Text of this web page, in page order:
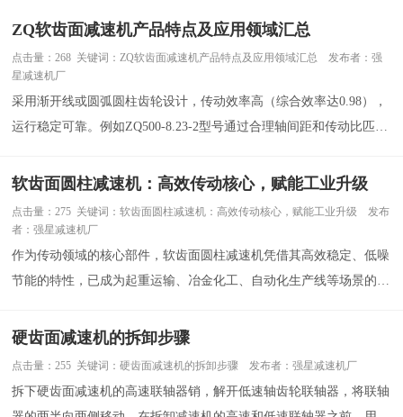
ZQ软齿面减速机产品特点及应用领域汇总
点击量：268 关键词：ZQ软齿面减速机产品特点及应用领域汇总 发布者：强
星减速机厂
采用渐开线或圆弧圆柱齿轮设计，传动效率高（综合效率达0.98），
运行稳定可靠。例如ZQ500-8.23-2型号通过合理轴间距和传动比匹
软齿面圆柱减速机：高效传动核心，赋能工业升级
点击量：275 关键词：软齿面圆柱减速机：高效传动核心，赋能工业升级 发布
者：强星减速机厂
作为传动领域的核心部件，软齿面圆柱减速机凭借其高效稳定、低噪
节能的特性，已成为起重运输、冶金化工、自动化生产线等场景的标
硬齿面减速机的拆卸步骤
点击量：255 关键词：硬齿面减速机的拆卸步骤 发布者：强星减速机厂
拆下硬齿面减速机的高速联轴器销，解开低速轴齿轮联轴器，将联轴